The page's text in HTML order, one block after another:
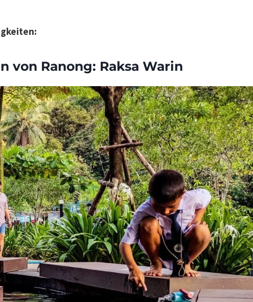
von Ranong: Raksa Warin